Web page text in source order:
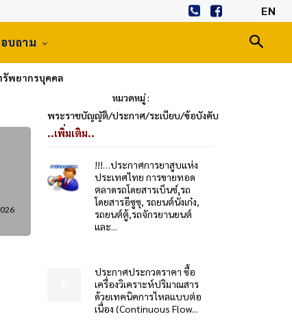
EN
บถาม
พยากรบุคคล
หมวดหมู่ :
พระราชบัญญัติ/ประกาศ/ระเบียบ/ข้อบังคับ
..เพิ่มเติม..
!!!…ประกาศการยาสูบแห่ง
ประเทศไทย การขายทอด
ตลาดรถโดยสารเบ็นซ์,รถ
โดยสารอีซูซุ, รถยนต์นั่งเก๋ง,
รถยนต์ตู้,รถจักรยานยนต์
และ...
ประกาศประกวดราคา ซื้อ
เครื่องวิเคราะห์ปริมาณสาร
ด้วยเทคนิคการไหลแบบต่อ
เนื่อง (Continuous Flow...